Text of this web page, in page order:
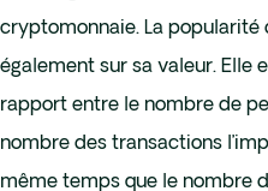
cryptomonnaie. La
également sur sa valeur. Elle
rapport entre le nombre de
nombre des transactions
même temps que le nombre